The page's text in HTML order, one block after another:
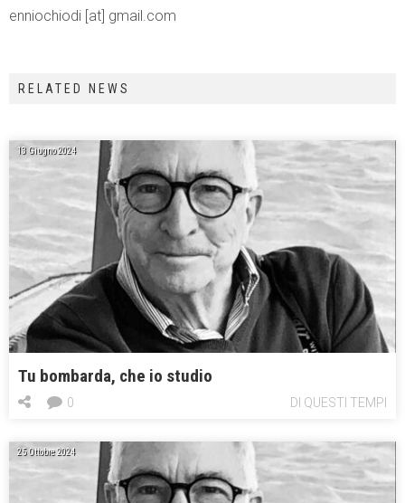
enniochiodi [at] gmail.com
RELATED NEWS
13 Giugno 2024
Tu bombarda, che io studio
DI QUESTI TEMPI
0
25 Ottobre 2024